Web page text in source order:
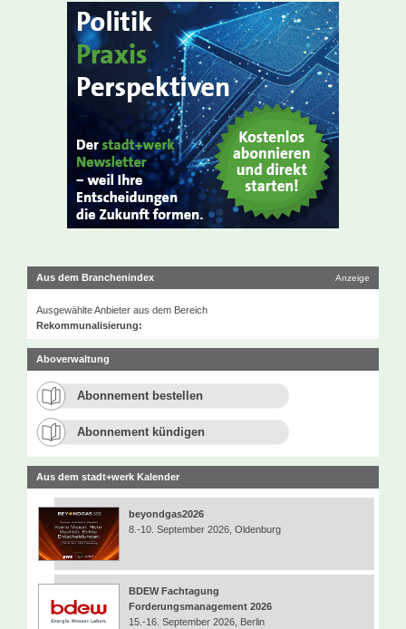
Aus dem Branchenindex Anzeige
Ausgewählte Anbieter aus dem Bereich
Rekommunalisierung:
Aboverwaltung
Abonnement bestellen
Abonnement kündigen
Aus dem stadt+werk Kalender
beyondgas2026
8.-10. September 2026, Oldenburg
BDEW Fachtagung
Forderungsmanagement 2026
15.-16. September 2026, Berlin